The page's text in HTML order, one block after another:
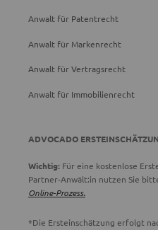
Anwalt für Patentrecht
Anwalt für Markenrecht
Anwalt für Vertragsrecht
Anwalt für Immobilienrecht
ADVOCADO
Wichtig: Für eine kostenlose
Partner-Anwält:in nutzen Sie
Online-Prozess.
*Die Ersteinschätzung erfolgt